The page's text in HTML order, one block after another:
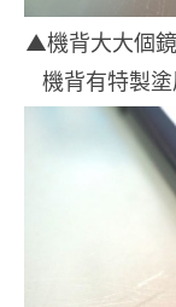
▲機背大大個
機背有特製